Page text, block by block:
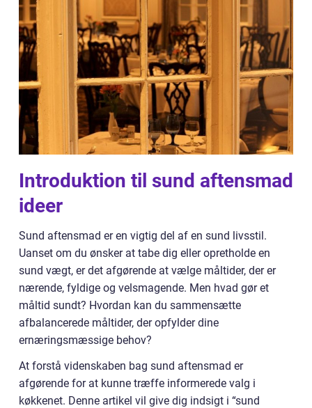
Introduktion til sund aftensmad
ideer
Sund aftensmad er en vigtig del af en sund livsstil.
Uanset om du ønsker at tabe dig eller opretholde en
sund vægt, er det afgørende at vælge måltider, der er
nærende, fyldige og velsmagende. Men hvad gør et
måltid sundt? Hvordan kan du sammensætte
afbalancerede måltider, der opfylder dine
ernæringsmæssige behov?
At forstå videnskaben bag sund aftensmad er
afgørende for at kunne træffe informerede valg i
køkkenet. Denne artikel vil give dig indsigt i “sund